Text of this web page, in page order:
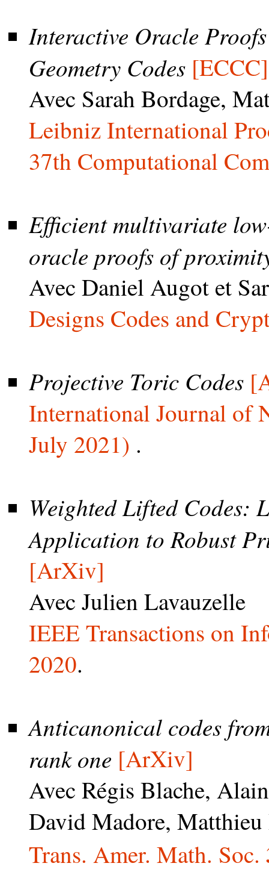
Interactive Oracle
Geometry Codes [ECCC]
Avec Sarah Bordage,
Leibniz International
37th Computational
Efficient multivariate
oracle proofs of
Avec Daniel Augot et
Designs Codes and
Projective Toric Codes
International Journal of
July 2021) .
Weighted Lifted Codes:
Application to Robust
[ArXiv]
Avec Julien Lavauzelle
IEEE Transactions on
2020.
Anticanonical codes
rank one [ArXiv]
Avec Régis Blache,
David Madore, Matthieu
Trans. Amer. Math. Soc.